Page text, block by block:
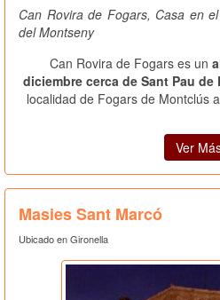
Can Rovira de Fogars, Casa en
del Montseny
Can Rovira de Fogars es un
diciembre cerca de Sant Pau de
localidad de Fogars de Montclús
Ver
Masies Sant Marcó
Ubicado en Gironella